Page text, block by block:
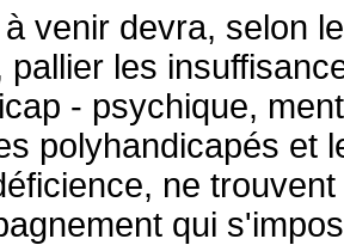
venir devra, selon
pallier les
- psychique,
polyhandicapés et
ne
qui